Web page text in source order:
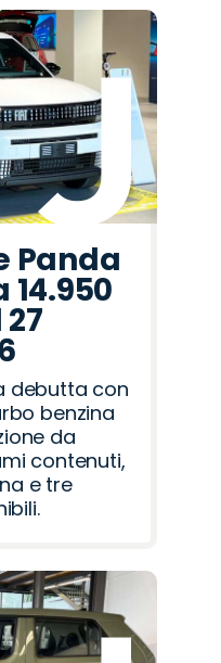
Panda
14.950
debutta con
benzina
da
contenuti,
e tre